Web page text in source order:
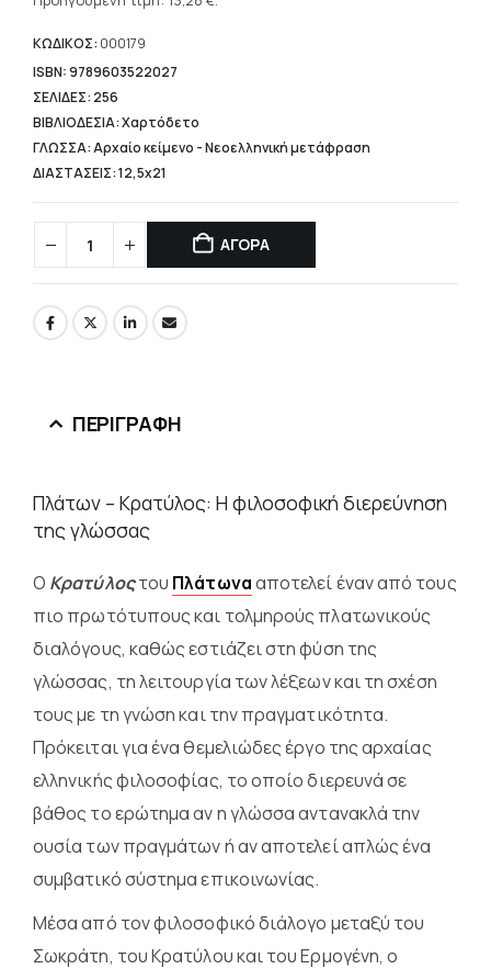
16,60 €.
είναι:
13,28 €.
ΚΩΔΙΚΟΣ: 000179
ISBN: 9789603522027
ΣΕΛΙΔΕΣ: 256
ΒΙΒΛΙΟΔΕΣΙΑ: Χαρτόδετο
ΓΛΩΣΣΑ: Αρχαίο κείμενο - Νεοελληνική μετάφραση
ΔΙΑΣΤΑΣΕΙΣ: 12,5x21
ΑΓΟΡΑ
ΠΕΡΙΓΡΑΦΉ
Πλάτων – Κρατύλος: Η φιλοσοφική διερεύνηση
της γλώσσας
Ο Κρατύλοςτου Πλάτωνααποτελεί έναν από τους
πιο πρωτότυπους και τολμηρούς πλατωνικούς
διαλόγους, καθώς εστιάζει στη φύση της
γλώσσας, τη λειτουργία των λέξεων και τη σχέση
τους με τη γνώση και την πραγματικότητα.
Πρόκειται για ένα θεμελιώδες έργο της αρχαίας
ελληνικής φιλοσοφίας, το οποίο διερευνά σε
βάθος το ερώτημα αν η γλώσσα αντανακλά την
ουσία των πραγμάτων ή αν αποτελεί απλώς ένα
συμβατικό σύστημα επικοινωνίας.
Μέσα από τον φιλοσοφικό διάλογο μεταξύ του
Σωκράτη, του Κρατύλου και του Ερμογένη, ο